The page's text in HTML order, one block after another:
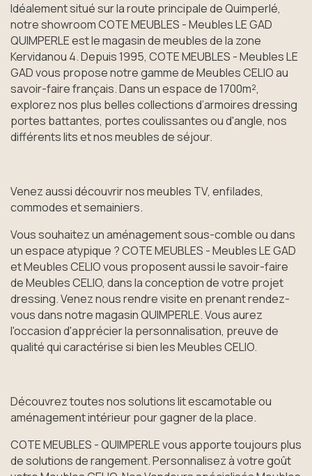
Idéalement situé sur la route principale de Quimperlé,
notre showroom COTE MEUBLES - Meubles LE GAD
QUIMPERLE est le magasin de meubles de la zone
Kervidanou 4. Depuis 1995, COTE MEUBLES - Meubles LE
GAD vous propose notre gamme de Meubles CELIO au
savoir-faire français. Dans un espace de 1700m²,
explorez nos plus belles collections d’armoires dressing
portes battantes, portes coulissantes ou d'angle, nos
différents lits et nos meubles de séjour.
Venez aussi découvrir nos meubles TV, enfilades,
commodes et semainiers.
Vous souhaitez un aménagement sous-comble ou dans
un espace atypique ? COTE MEUBLES - Meubles LE GAD
et Meubles CELIO vous proposent aussi le savoir-faire
de Meubles CELIO, dans la conception de votre projet
dressing. Venez nous rendre visite en prenant rendez-
vous dans notre magasin QUIMPERLE. Vous aurez
l'occasion d'apprécier la personnalisation, preuve de
qualité qui caractérise si bien les Meubles CELIO.
Découvrez toutes nos solutions lit escamotable ou
aménagement intérieur pour gagner de la place.
COTE MEUBLES - QUIMPERLE vous apporte toujours plus
de solutions de rangement. Personnalisez à votre goût